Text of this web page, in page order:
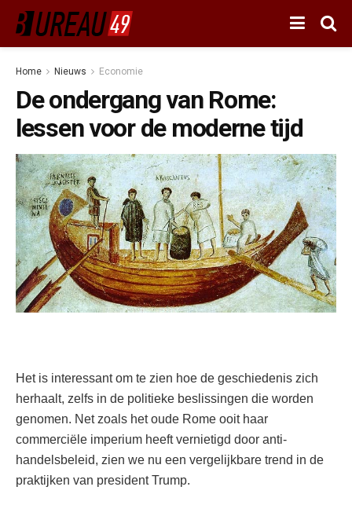
Home Nieuws Economie
De ondergang van Rome:
lessen voor de moderne tijd
Het is interessant om te zien hoe de geschiedenis zich
herhaalt, zelfs in de politieke beslissingen die worden
genomen. Net zoals het oude Rome ooit haar
commerciële imperium heeft vernietigd door anti-
handelsbeleid, zien we nu een vergelijkbare trend in de
praktijken van president Trump.